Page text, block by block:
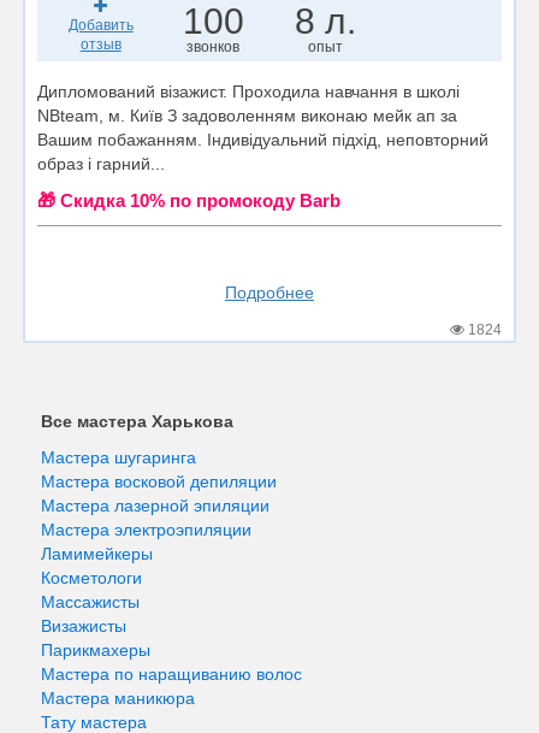
Добавить
отзыв
100
звонков
8 л.
опыт
Дипломований візажист. Проходила навчання в школі
NBteam, м. Київ З задоволенням виконаю мейк ап за
Вашим побажанням. Індивідуальний підхід, неповторний
образ і гарний...
🎁 Cкидка 10% по промокоду Barb
Подробнее
1824
Все мастера Харькова
Мастера шугаринга
Мастера восковой депиляции
Мастера лазерной эпиляции
Мастера электроэпиляции
Ламимейкеры
Косметологи
Массажисты
Визажисты
Парикмахеры
Мастера по наращиванию волос
Мастера маникюра
Тату мастера